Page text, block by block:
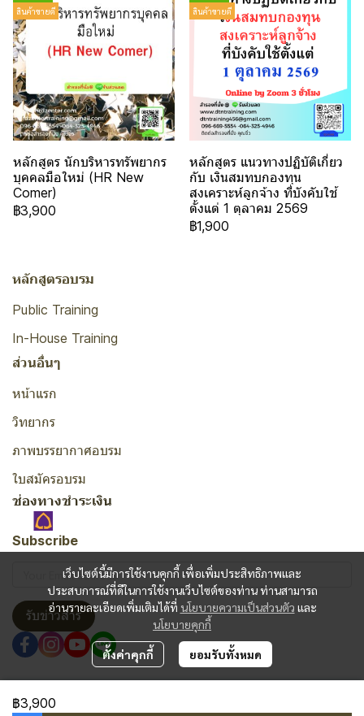
สินค้าขายดี
หลักสูตร นักบริหารทรัพยากร
บุคคลมือใหม่ (HR New
Comer)
฿3,900
สินค้าขายดี
หลักสูตร แนวทางปฏิบัติเกี่ยว
กับ เงินสมทบกองทุน
สงเคราะห์ลูกจ้าง ที่บังคับใช้
ตั้งแต่ 1 ตุลาคม 2569
฿1,900
฿3,900
เว็บไซต์นี้มีการใช้งานคุกกี้ เพื่อเพิ่มประสิทธิภาพและ
ประสบการณ์ที่ดีในการใช้งานเว็บไซต์ของท่าน ท่านสามารถ
อ่านรายละเอียดเพิ่มเติมได้ที่ นโยบายความเป็นส่วนตัว และ
นโยบายคุกกี้
ตั้งค่าคุกกี้ ยอมรับทั้งหมด
หลักสูตรอบรม
Public Training
In-House Training
ส่วนอื่นๆ
หน้าแรก
วิทยากร
ภาพบรรยากาศอบรม
ใบสมัครอบรม
ช่องทางชำระเงิน
Subscribe
รับข่าวสาร